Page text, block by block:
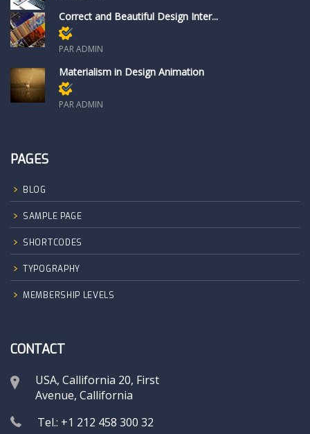
Correct and Beautiful Design Inter...
PAR ADMIN
Materialism in Design Animation
PAR ADMIN
PAGES
BLOG
SAMPLE PAGE
SHORTCODES
TYPOGRAPHY
MEMBERSHIP LEVELS
CONTACT
USA, Callifornia 20, First
Avenue, Callifornia
Tel.: +1 212 458 300 32